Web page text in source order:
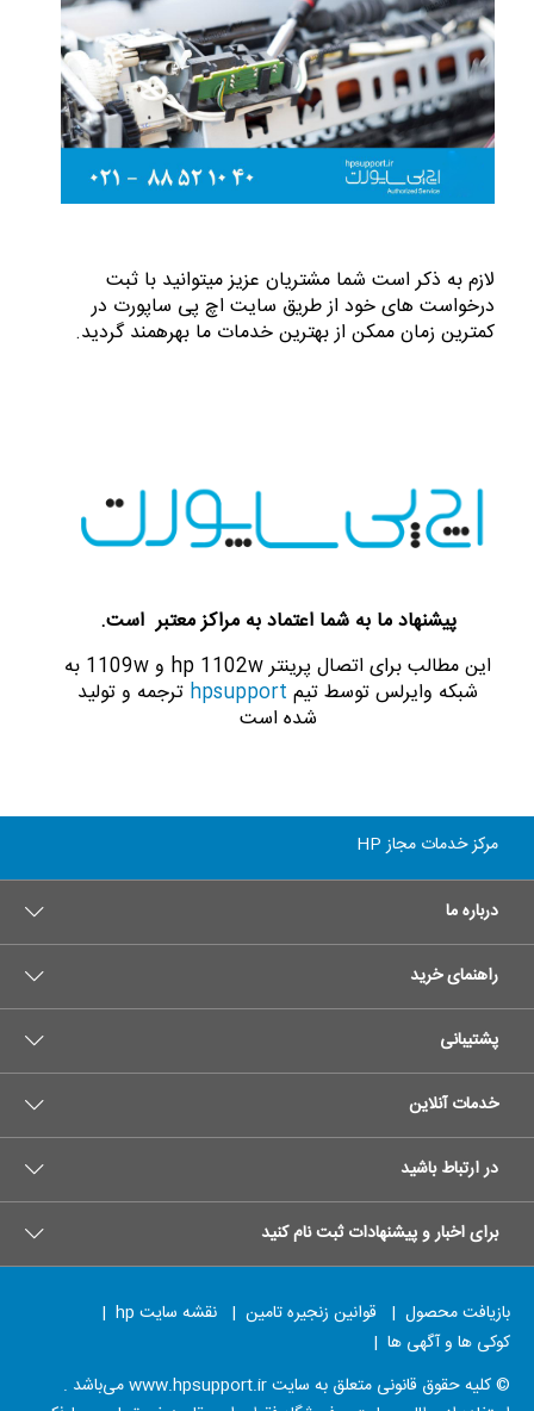
لازم به ذکر است شما مشتریان عزیز میتوانید با ثبت
درخواست های خود از طریق سایت اچ پی ساپورت در
کمترین زمان ممکن از بهترین خدمات ما بهرهمند گردید.
پیشنهاد ما به شما اعتماد به مراکز معتبر است.
این مطالب برای
اتصال پرینتر hp 1102w و 1109w به
شبکه وایرلستوسط تیم hpsupport ترجمه و تولید
شده است
مرکز خدمات مجاز HP
درباره ما
راهنمای خرید
پشتیبانی
خدمات آنلاین
در ارتباط باشید
برای اخبار و پیشنهادات ثبت نام کنید
بازیافت محصول | قوانین زنجیره تامین | نقشه سایت hp
|
کوکی ها و آگهی ها |
© کلیه حقوق قانونی متعلق به سایت www.hpsupport.ir می‌باشد .